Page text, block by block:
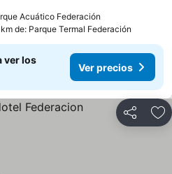
Acuático Federación
de: Parque Termal Federación
ver los
Ver precios
Compartir